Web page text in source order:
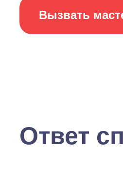
Вызвать
Ответ